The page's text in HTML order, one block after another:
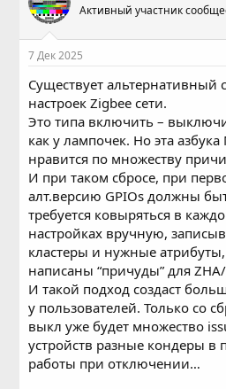
Активный участник
7 Дек 2025
Существует альтернативный
настроек Zigbee сети.
Это типа включить –
как у лампочек. Но эта
нравится по множеству
И при таком сбросе, при
алт.версию GPIOs должны
требуется ковыряться в
настройках вручную,
кластеры и нужные
написаны “причуды” для
И такой подход создаст
у пользователей. Только со
выкл уже будет множество
устройств разные кондеры в
работы при отключении…